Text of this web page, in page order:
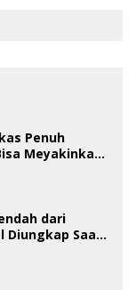
Penuh
Meyakinkan
dari
Diungkap Saat